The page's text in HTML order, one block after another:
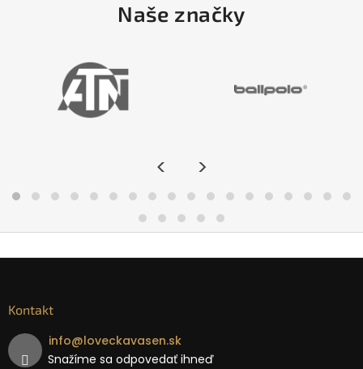
Naše značky
< >
Kontakt
info@loveckavasen.sk
Snažíme sa odpovedať ihneď